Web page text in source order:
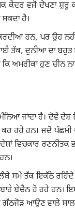
ਕੇਂਦਰ ਵਜੋਂ ਦੇਖਣਾ ਸ਼ੁਰੂ
ਹੈ।
ਹਨ, ਪਰ ਉਹ
ਦੁਨੀਆ ਦਾ ਬਹੁਤ
ਅਮਰੀਕਾ ਹੁਣ
ਜਾਂਦਾ ਹੈ। ਦੋਵੇਂ
ਰਹੇ ਹਨ। ਜਦੋਂ
ਵਿਚਕਾਰ
ਸਮੇਂ ਤੱਕ ਇਕੱਠੇ
ਬੇਚੈਨ ਹੋ ਰਹੇ ਹਨ।
ਆਉਣ ਵਾਲੇ